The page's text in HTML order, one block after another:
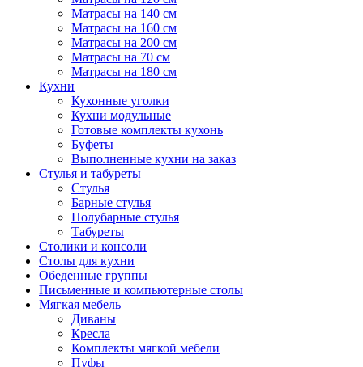
Матрасы на 140 см
Матрасы на 160 см
Матрасы на 200 см
Матрасы на 70 см
Матрасы на 180 см
Кухни
Кухонные уголки
Кухни модульные
Готовые комплекты кухонь
Буфеты
Выполненные кухни на заказ
Стулья и табуреты
Стулья
Барные стулья
Полубарные стулья
Табуреты
Столики и консоли
Столы для кухни
Обеденные группы
Письменные и компьютерные столы
Мягкая мебель
Диваны
Кресла
Комплекты мягкой мебели
Пуфы